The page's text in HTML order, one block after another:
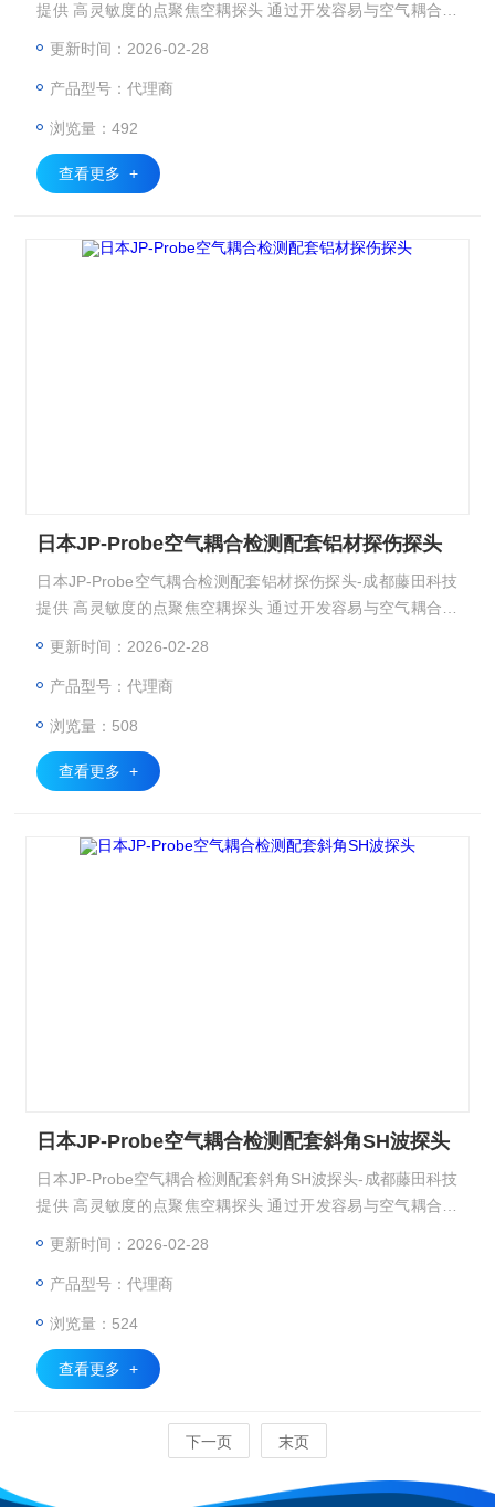
提供 高灵敏度的点聚焦空耦探头 通过开发容易与空气耦合的
辨率图像。 适用频率: 200kHz～2MHz
更新时间：2026-02-28
产品型号：代理商
浏览量：492
查看更多 +
日本JP-Probe空气耦合检测配套铝材探伤探头
日本JP-Probe空气耦合检测配套铝材探伤探头-成都藤田科技
提供 高灵敏度的点聚焦空耦探头 通过开发容易与空气耦合的
辨率图像。 适用频率: 200kHz～2MHz
更新时间：2026-02-28
产品型号：代理商
浏览量：508
查看更多 +
日本JP-Probe空气耦合检测配套斜角SH波探头
日本JP-Probe空气耦合检测配套斜角SH波探头-成都藤田科技
提供 高灵敏度的点聚焦空耦探头 通过开发容易与空气耦合的
辨率图像。 适用频率: 200kHz～2MHz
更新时间：2026-02-28
产品型号：代理商
浏览量：524
查看更多 +
下一页 末页